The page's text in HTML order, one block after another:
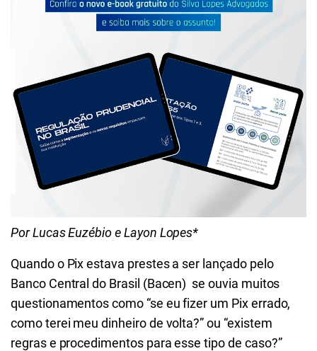
Por Lucas Euzébio e Layon Lopes*
Quando o Pix estava prestes a ser lançado pelo
Banco Central do Brasil (Bacen) se ouvia muitos
questionamentos como “se eu fizer um Pix errado,
como terei meu dinheiro de volta?” ou “existem
regras e procedimentos para esse tipo de caso?”